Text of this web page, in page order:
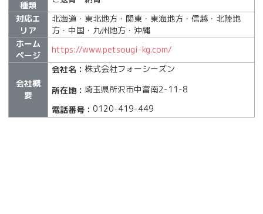
種類
対応エ
リア
北海道・東北地方・関東・東海地方・信越・北陸地
方・中国・九州地方・沖縄
ホーム
ページ
https://www.petsougi-kg.com/
会社概
要
会社名： 株式会社フォーシーズン
所在地： 埼玉県所沢市中富南2-11-8
電話番号： 0120-419-449